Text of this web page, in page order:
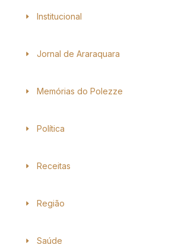
Institucional
Jornal de Araraquara
Memórias do Polezze
Política
Receitas
Região
Saúde